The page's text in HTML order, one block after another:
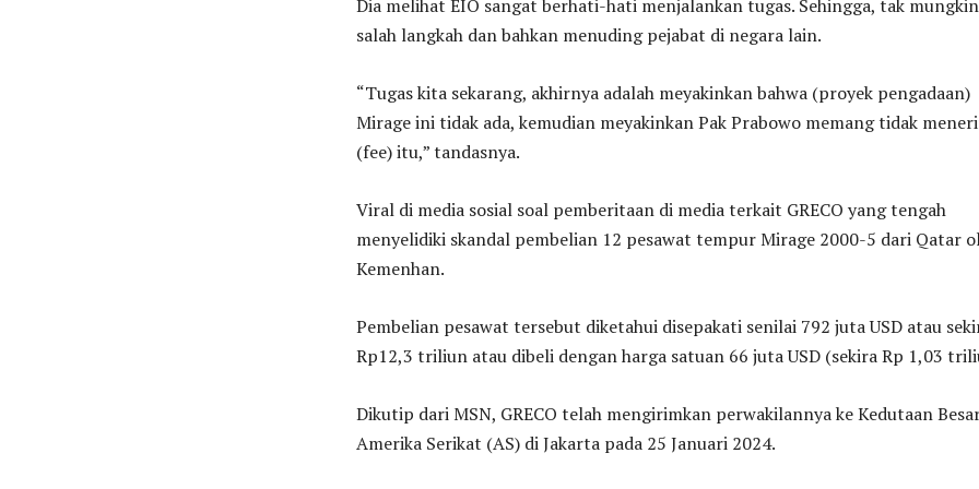
Dia melihat EIO sangat berhati-hati menjalankan tugas. Sehingga, tak mungkin
salah langkah dan bahkan menuding pejabat di negara lain.
“Tugas kita sekarang, akhirnya adalah meyakinkan bahwa (proyek pengadaan)
Mirage ini tidak ada, kemudian meyakinkan Pak Prabowo memang tidak
(fee) itu,” tandasnya.
Viral di media sosial soal pemberitaan di media terkait GRECO yang tengah
menyelidiki skandal pembelian 12 pesawat tempur Mirage 2000-5 dari Qatar
Kemenhan.
Pembelian pesawat tersebut diketahui disepakati senilai 792 juta USD atau
Rp12,3 triliun atau dibeli dengan harga satuan 66 juta USD (sekira Rp 1,03
Dikutip dari MSN, GRECO telah mengirimkan perwakilannya ke Kedutaan
Amerika Serikat (AS) di Jakarta pada 25 Januari 2024.